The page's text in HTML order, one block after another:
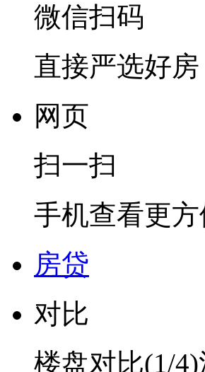
微信扫码
直接严选好房
网页
扫一扫
手机查看更方
房贷
对比
楼盘对比(1/4)